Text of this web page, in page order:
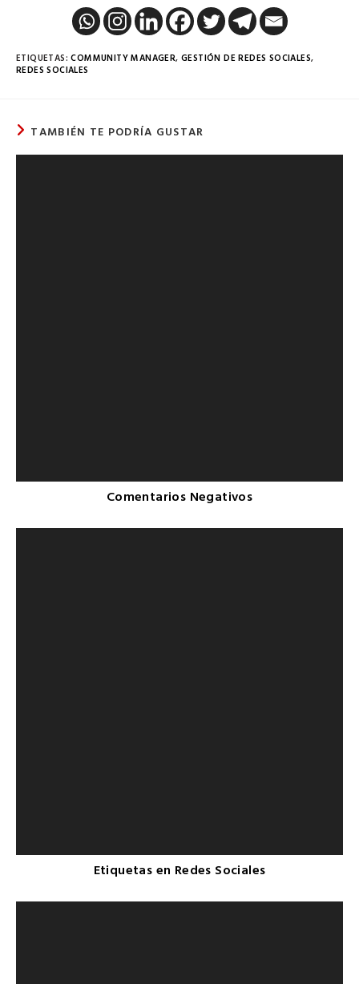
ETIQUETAS:COMMUNITY MANAGER, GESTIÓN DE REDES SOCIALES,
REDES SOCIALES
TAMBIÉN TE PODRÍA GUSTAR
Comentarios Negativos
Etiquetas en Redes Sociales